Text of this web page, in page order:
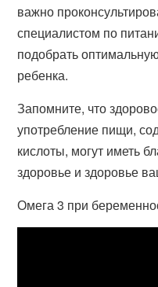
важно
специалистом по
подобрать
ребенка.
Запомните, что
употребление пищи,
кислоты, могут иметь
здоровье и здоровье
Омега 3 при